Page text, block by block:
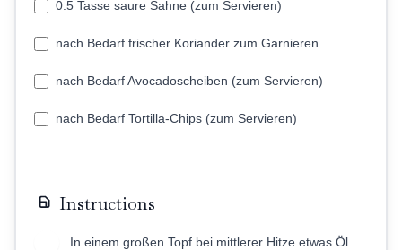
0.5 Tasse saure Sahne (zum Servieren)
nach Bedarf frischer Koriander zum Garnieren
nach Bedarf Avocadoscheiben (zum Servieren)
nach Bedarf Tortilla-Chips (zum Servieren)
Instructions
In einem großen Topf bei mittlerer Hitze etwas Öl